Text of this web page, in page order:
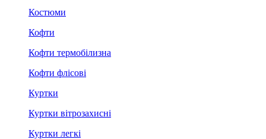
Костюми
Кофти
Кофти термобілизна
Кофти флісові
Куртки
Куртки вітрозахисні
Куртки легкі